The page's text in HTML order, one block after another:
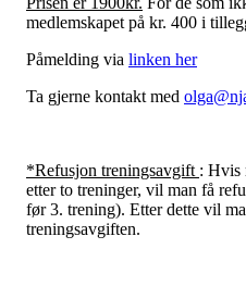
medlemskapet på kr. 400 i
Påmelding via linken her
Ta gjerne kontakt med
*Refusjon treningsavgift : Hvis
etter to treninger, vil man få
før 3. trening). Etter dette vil
treningsavgiften.